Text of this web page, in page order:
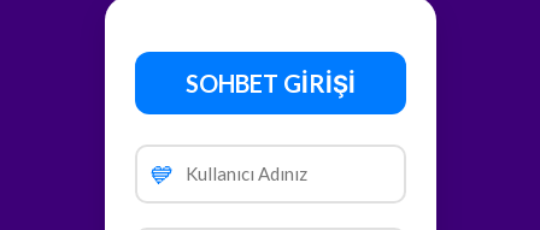
SOHBET GİRİŞİ
💙